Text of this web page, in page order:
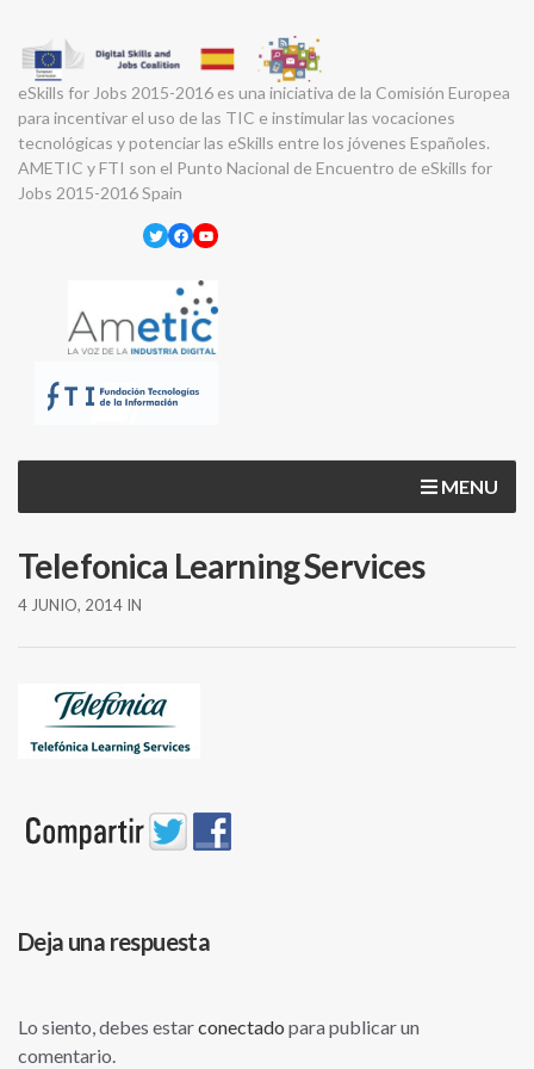
eSkills for Jobs 2015-2016 es una iniciativa de la Comisión Europea
para incentivar el uso de las TIC e instimular las vocaciones
tecnológicas y potenciar las eSkills entre los jóvenes Españoles.
AMETIC y FTI son el Punto Nacional de Encuentro de eSkills for
Jobs 2015-2016 Spain
Twitter
Facebook
YouTube
MENU
Telefonica Learning Services
4 JUNIO, 2014 IN
Deja una respuesta
Lo siento, debes estarconectado para publicar un
comentario.